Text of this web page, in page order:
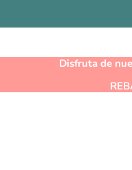
Disfruta de